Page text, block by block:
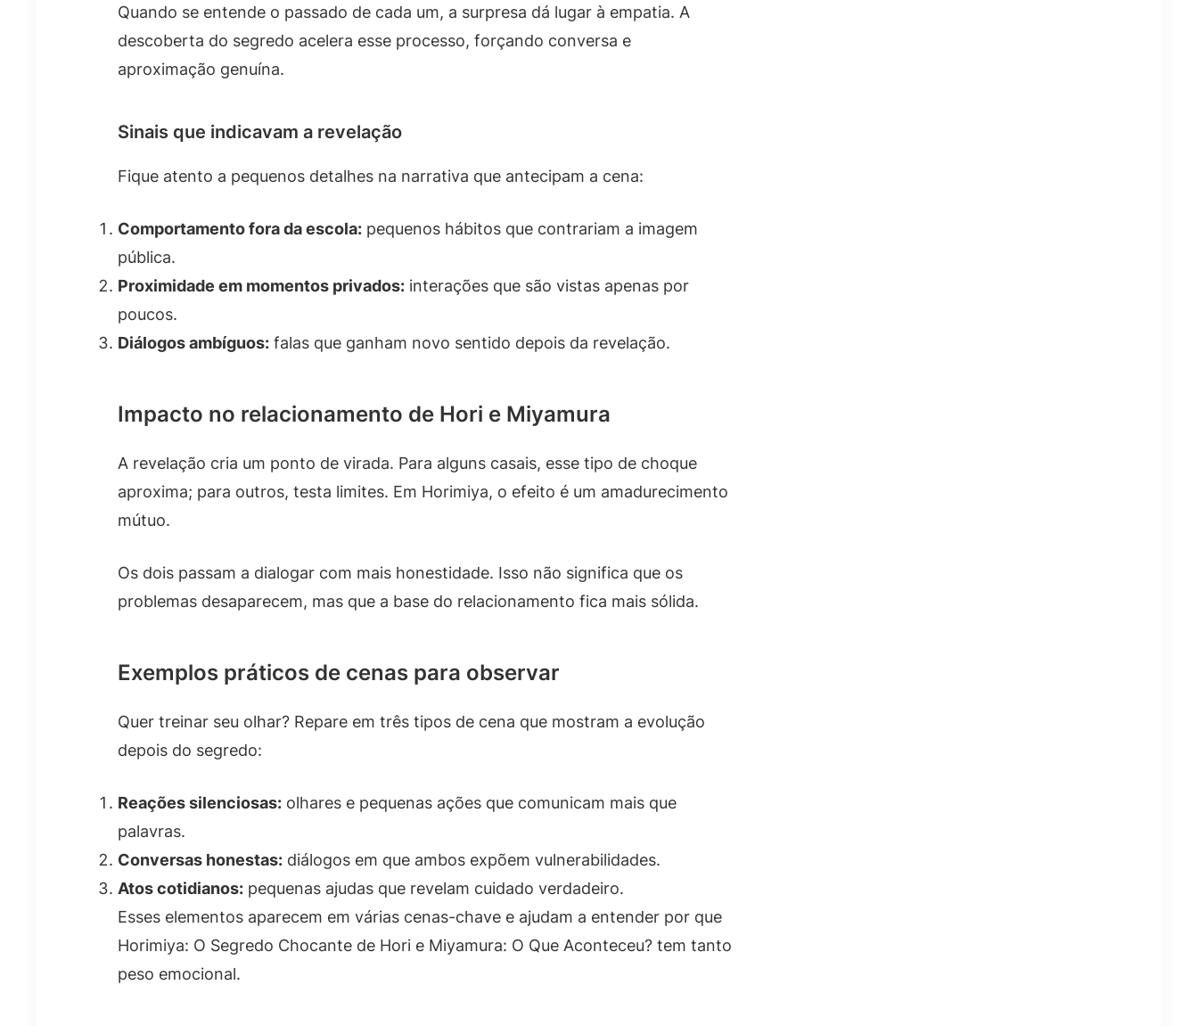
Quando se entende o passado de cada um, a surpresa dá lugar à empatia. A
descoberta do segredo acelera esse processo, forçando conversa e
aproximação genuína.
Sinais que indicavam a revelação
Fique atento a pequenos detalhes na narrativa que antecipam a cena:
Comportamento fora da escola: pequenos hábitos que contrariam a imagem
pública.
Proximidade em momentos privados: interações que são vistas apenas por
poucos.
Diálogos ambíguos: falas que ganham novo sentido depois da revelação.
Impacto no relacionamento de Hori e Miyamura
A revelação cria um ponto de virada. Para alguns casais, esse tipo de choque
aproxima; para outros, testa limites. Em Horimiya, o efeito é um amadurecimento
mútuo.
Os dois passam a dialogar com mais honestidade. Isso não significa que os
problemas desaparecem, mas que a base do relacionamento fica mais sólida.
Exemplos práticos de cenas para observar
Quer treinar seu olhar? Repare em três tipos de cena que mostram a evolução
depois do segredo:
Reações silenciosas: olhares e pequenas ações que comunicam mais que
palavras.
Conversas honestas: diálogos em que ambos expõem vulnerabilidades.
Atos cotidianos: pequenas ajudas que revelam cuidado verdadeiro.
Esses elementos aparecem em várias cenas-chave e ajudam a entender por que
Horimiya: O Segredo Chocante de Hori e Miyamura: O Que Aconteceu? tem tanto
peso emocional.